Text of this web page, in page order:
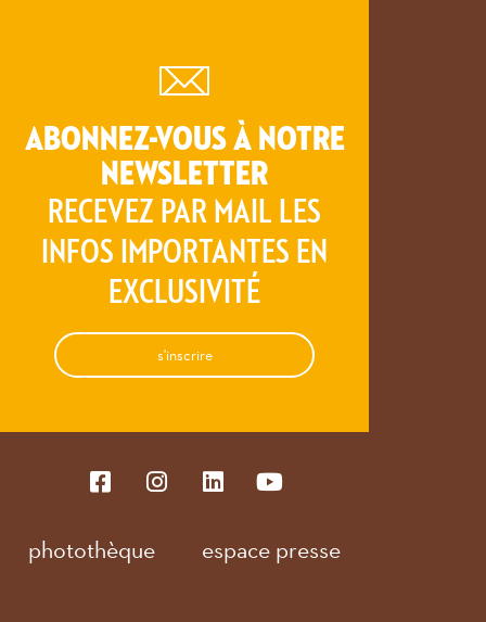
ABONNEZ-VOUS À NOTRE
NEWSLETTER
RECEVEZ PAR MAIL LES
INFOS IMPORTANTES EN
EXCLUSIVITÉ
s'inscrire
photothèque espace presse